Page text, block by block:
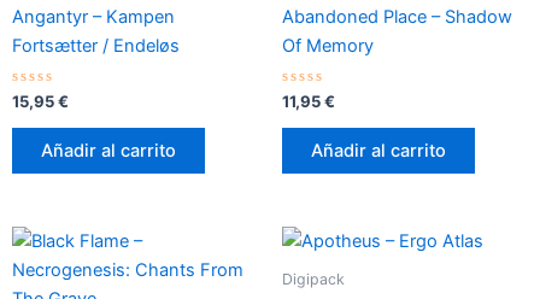
Angantyr – Kampen
Fortsætter / Endeløs
Valorado
con
0
15,95€
Añadir al carrito
Abandoned Place – Shadow
Of Memory
Valorado
con
0
11,95€
Añadir al carrito
Digipack